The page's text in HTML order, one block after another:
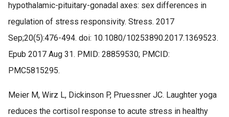
hypothalamic-pituitary-gonadal axes: sex differences in
regulation of stress responsivity. Stress. 2017
Sep;20(5):476-494. doi: 10.1080/10253890.2017.1369523.
Epub 2017 Aug 31. PMID: 28859530; PMCID:
PMC5815295.
Meier M, Wirz L, Dickinson P, Pruessner JC. Laughter yoga
reduces the cortisol response to acute stress in healthy